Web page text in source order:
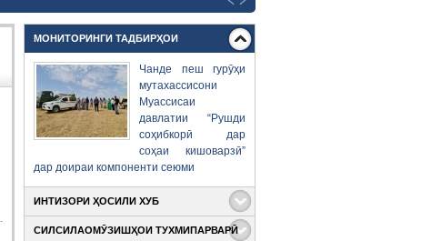
МОНИТОРИНГИ ТАДБИРҲОИ
Чанде пеш гурӯҳи
мутахассисони
Муассисаи
давлатии “Рушди
соҳибкорӣ дар
соҳаи кишоварзӣ”
дар доираи компоненти сеюми
ИНТИЗОРИ ҲОСИЛИ ХУБ
Бо мақсади
СИЛСИЛАОМӮЗИШҲОИ ТУХМИПАРВАРӢ